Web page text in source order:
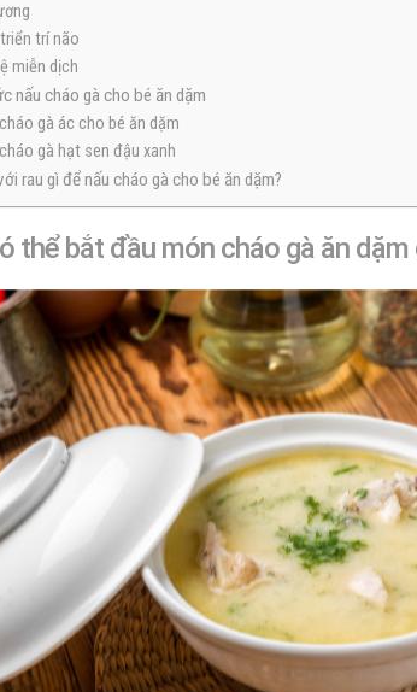
trí não
miễn dịch
nấu cháo gà cho bé ăn dặm
gà ác cho bé ăn dặm
gà hạt sen đậu xanh
rau gì để nấu cháo gà cho bé ăn dặm?
thể bắt đầu món cháo gà ăn dặm